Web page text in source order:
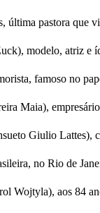
última pastora que
modelo, atriz e
famoso no
Maia),
Giulio Lattes),
no Rio de
Wojtyla), aos 84